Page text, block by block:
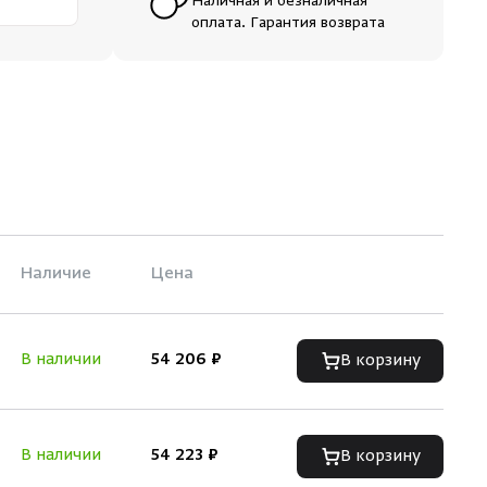
оплата. Гарантия возврата
Наличие Цена
В наличии 54 206 ₽ В корзину
В наличии 54 223 ₽ В корзину